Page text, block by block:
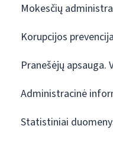
Mokesčių
Korupcijos prevencija
Pranešėjų apsauga.
Administracinė
Statistiniai